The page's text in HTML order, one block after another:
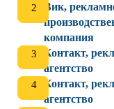
Вик,
компания
Контакт,
агентство
Контакт,
агентство